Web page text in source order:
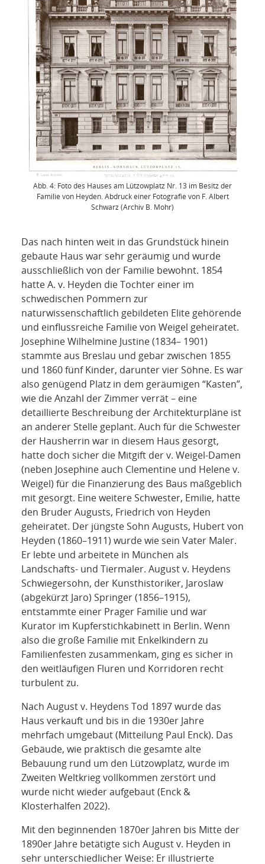
Abb. 4: Foto des Hauses am Lützowplatz Nr. 13 im Besitz der
Familie von Heyden. Abdruck einer Fotografie von F. Albert
Schwarz (Archiv B. Mohr)
Das nach hinten weit in das Grundstück hinein
gebaute Haus war sehr geräumig und wurde
ausschließlich von der Familie bewohnt. 1854
hatte A. v. Heyden die Tochter einer im
schwedischen Pommern zur
naturwissenschaftlich gebildeten Elite gehörende
und einflussreiche Familie von Weigel geheiratet.
Josephine Wilhelmine Justine (1834– 1901)
stammte aus Breslau und gebar zwischen 1855
und 1860 fünf Kinder, darunter vier Söhne. Es war
also genügend Platz in dem geräumigen “Kasten”,
wie die Anzahl der Zimmer verrät – eine
detaillierte Beschreibung der Architekturpläne ist
an anderer Stelle geplant. Auch für die Schwester
der Hausherrin war in diesem Haus gesorgt,
hatte doch sicher die Mitgift der v. Weigel-Damen
(neben Josephine auch Clementine und Helene v.
Weigel) für die Finanzierung des Baus maßgeblich
mit gesorgt. Eine weitere Schwester, Emilie, hatte
den Bruder Augusts, Friedrich von Heyden
geheiratet. Der jüngste Sohn Augusts, Hubert von
Heyden (1860–1911) wurde wie sein Vater Maler.
Er lebte und arbeitete in München als
Landschafts- und Tiermaler. August v. Heydens
Schwiegersohn, der Kunsthistoriker, Jaroslaw
(abgekürzt Jaro) Springer (1856–1915),
entstammte einer Prager Familie und war
Kurator im Kupferstichkabinett in Berlin. Wenn
also die große Familie mit Enkelkindern zu
Familienfesten zusammenkam, ging es sicher in
den weitläufigen Fluren und Korridoren recht
turbulent zu.
Nach August v. Heydens Tod 1897 wurde das
Haus verkauft und bis in die 1930er Jahre
mehrfach umgebaut (Mitteilung Paul Enck). Das
Gebäude, wie praktisch die gesamte alte
Bebauung rund um den Lützowplatz, wurde im
Zweiten Weltkrieg vollkommen zerstört und
wurde nicht wieder aufgebaut (Enck &
Klosterhalfen 2022).
Mit den beginnenden 1870er Jahren bis Mitte der
1890er Jahre betätigte sich August v. Heyden in
sehr unterschiedlicher Weise: Er illustrierte